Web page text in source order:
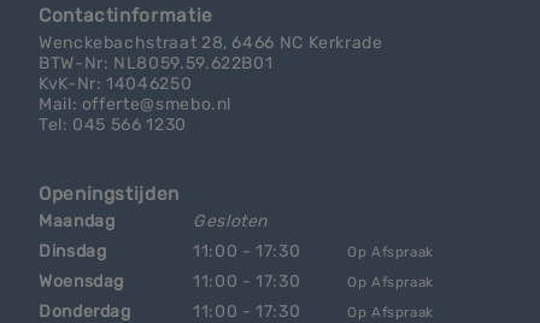
Contactinformatie
Wenckebachstraat 28, 6466 NC Kerkrade
BTW-Nr: NL8059.59.622B01
KvK-Nr: 14046250
Mail: offerte@smebo.nl
Tel: 045 566 1230
Openingstijden
Maandag
Gesloten
Dinsdag
11:00 - 17:30 Op Afspraak
Woensdag 11:00 - 17:30 Op Afspraak
Donderdag 11:00 - 17:30 Op Afspraak